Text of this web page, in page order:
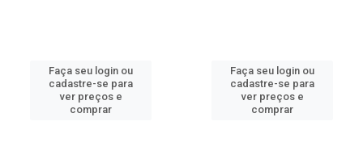
Faça seu login ou
cadastre-se para
ver preços e
comprar
Faça seu login ou
cadastre-se para
ver preços e
comprar